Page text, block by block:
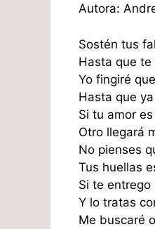
Autora:
Sostén tus
Hasta que te
Yo fingiré
Hasta que
Si tu amor
Otro llegará
No pienses
Tus huellas
Si te entrego
Y lo tratas
Me buscaré